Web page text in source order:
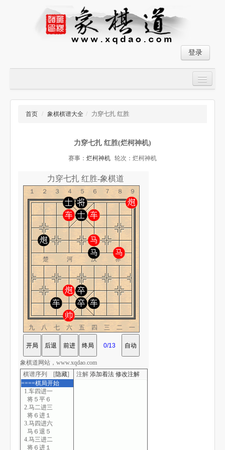
登录
大师对局
象棋小游戏
首页 / 象棋棋谱大全 / 力穿七扎 红胜
力穿七扎 红胜(烂柯神机)
赛事： 烂柯神机 轮次：烂柯神机
力穿七扎 红胜-象棋道
１２３４５６７８９
楚 河 汉 界
九八七六五四三二一
棋谱序列 [隐藏]
====棋局开始
1.车四进一
将５平６
2.马二进三
将６进１
3.马四进六
马６退５
4.马三进二
将６进１
注解 添加着法 修改注解
象棋道网站，www.xqdao.com